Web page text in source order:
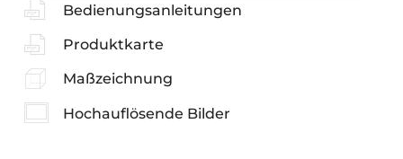
Bedienungsanleitungen
Produktkarte
Maßzeichnung
Hochauflösende Bilder